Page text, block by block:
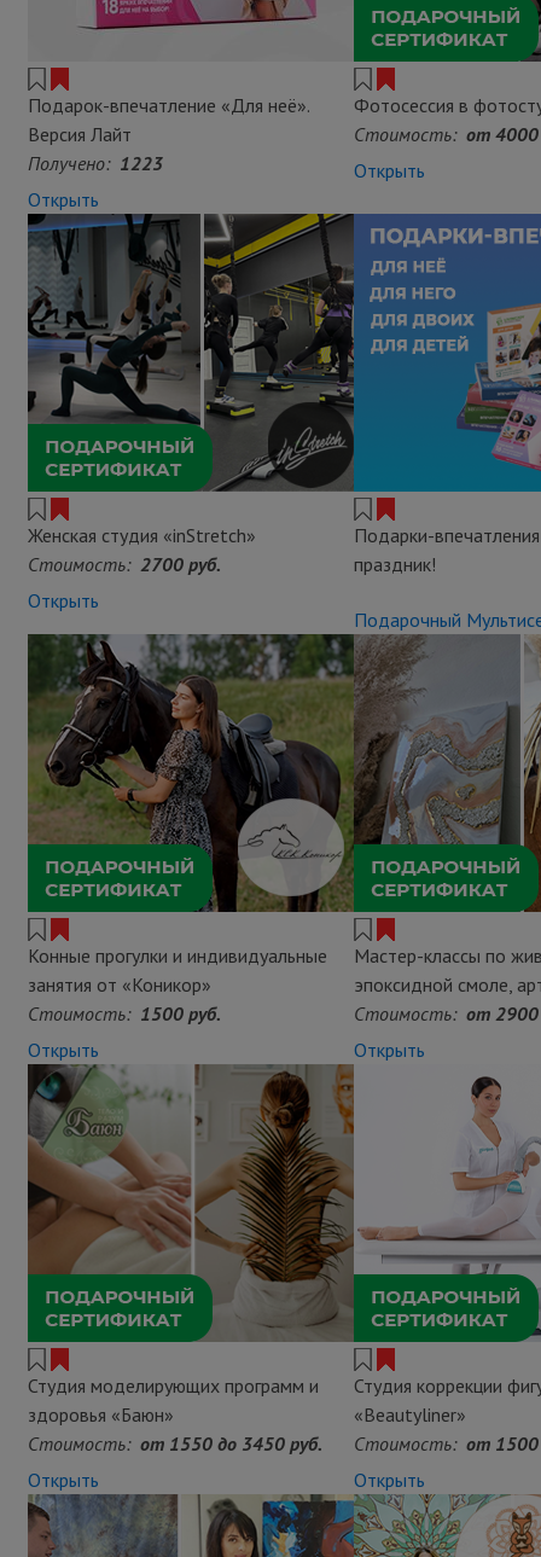
Подарок-впечатление «Для неё».
Версия Лайт
Получено: 1223
Открыть
Фотосессия в
Стоимость: от 4000
Открыть
Женская студия «inStretch»
Стоимость: 2700 руб.
Открыть
Подарки-
праздник!
Подарочный
Конные прогулки и индивидуальные
занятия от «Коникор»
Стоимость: 1500 руб.
Открыть
Мастер-классы по
эпоксидной смоле,
Стоимость: от 2900
Открыть
Студия моделирующих программ и
здоровья «Баюн»
Стоимость: от 1550 до 3450 руб.
Открыть
Студия коррекции
«Beautyliner»
Стоимость: от 1500
Открыть